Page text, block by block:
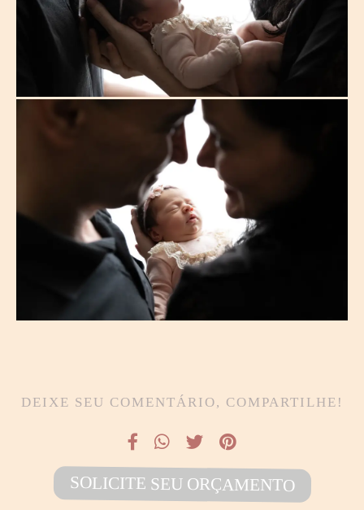
DEIXE SEU COMENTÁRIO, COMPARTILHE!
SOLICITE SEU ORÇAMENTO